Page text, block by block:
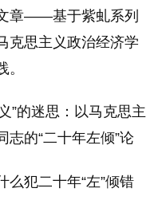
章——基于紫虬系列
克思主义政治经济学
”的迷思：以马克思主
志的“二十年左倾”论
么犯二十年“左”倾错